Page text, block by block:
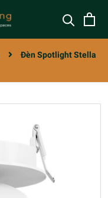
Đèn Spotlight Stella